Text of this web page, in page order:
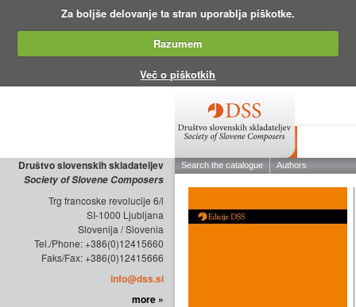
Za boljše delovanje ta stran uporablja piškotke.
Razumem
Več o piškotkih
Društvo slovenskih skladateljev
Society of Slovene Composers
Trg francoske revolucije 6/l
SI-1000 Ljubljana
Slovenija / Slovenia
Tel./Phone: +386(0)12415660
Faks/Fax: +386(0)12415666
info@dss.si
more »